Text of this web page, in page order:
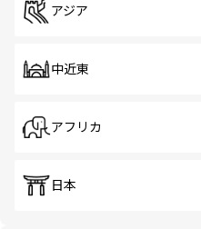
アジア
中近東
アフリカ
日本